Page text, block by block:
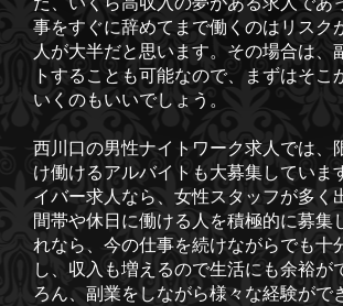
事をすぐに辞めてまで働くのはリスク
人が大半だと思います。その場合は、
トすることも可能なので、まずはそこ
いくのもいいでしょう。
西川口の男性ナイトワーク求人では、
け働けるアルバイトも大募集していま
イバー求人なら、女性スタッフが多く
間帯や休日に働ける人を積極的に募集
れなら、今の仕事を続けながらでも十
し、収入も増えるので生活にも余裕が
ろん、副業をしながら様々な経験がで